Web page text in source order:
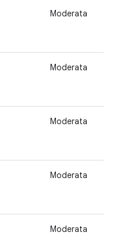
Moderata
Moderata
Moderata
Moderata
Moderata